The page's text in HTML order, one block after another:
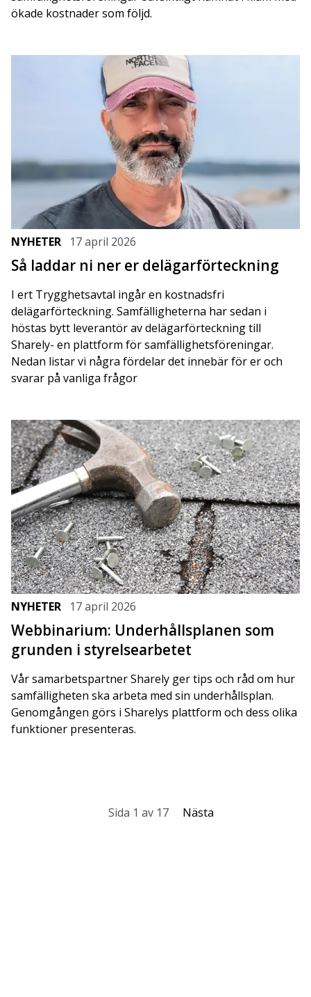
ökade kostnader som följd.
NYHETER 17 april 2026
Så laddar ni ner er delägarförteckning
I ert Trygghetsavtal ingår en kostnadsfri
delägarförteckning. Samfälligheterna har sedan i
höstas bytt leverantör av delägarförteckning till
Sharely- en plattform för samfällighetsföreningar.
Nedan listar vi några fördelar det innebär för er och
svarar på vanliga frågor
NYHETER 17 april 2026
Webbinarium: Underhållsplanen som
grunden i styrelsearbetet
Vår samarbetspartner Sharely ger tips och råd om hur
samfälligheten ska arbeta med sin underhållsplan.
Genomgången görs i Sharelys plattform och dess olika
funktioner presenteras.
Sida 1 av 17 Nästa